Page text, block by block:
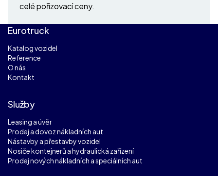
celé pořizovací ceny.
Eurotruck
Katalog vozidel
Reference
O nás
Kontakt
Služby
Leasing a úvěr
Prodej a dovoz nákladních aut
Nástavby a přestavby vozidel
Nosiče kontejnerů a hydraulická zařízení
Prodej nových nákladních a speciálních aut